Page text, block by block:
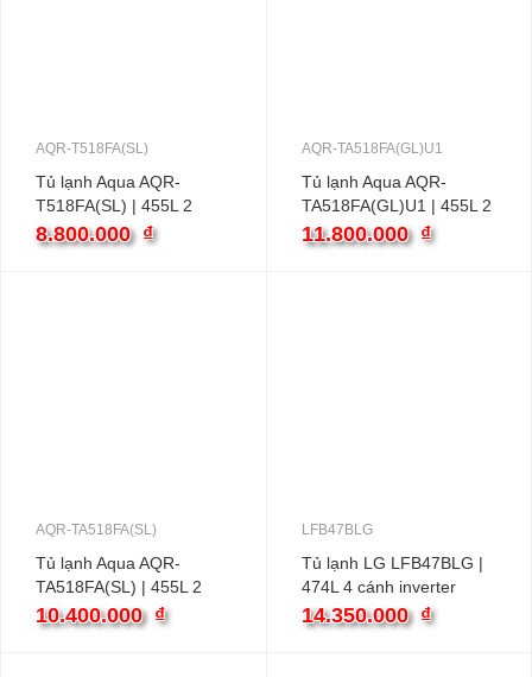
AQR-T518FA(SL)
Tủ lạnh Aqua AQR-
T518FA(SL) | 455L 2
cánh inverter
8.800.000 ₫
AQR-TA518FA(GL)U1
Tủ lạnh Aqua AQR-
TA518FA(GL)U1 | 455L 2
cánh inverter
11.800.000 ₫
AQR-TA518FA(SL)
Tủ lạnh Aqua AQR-
TA518FA(SL) | 455L 2
cánh inverter
10.400.000 ₫
LFB47BLG
Tủ lạnh LG LFB47BLG |
474L 4 cánh inverter
14.350.000 ₫